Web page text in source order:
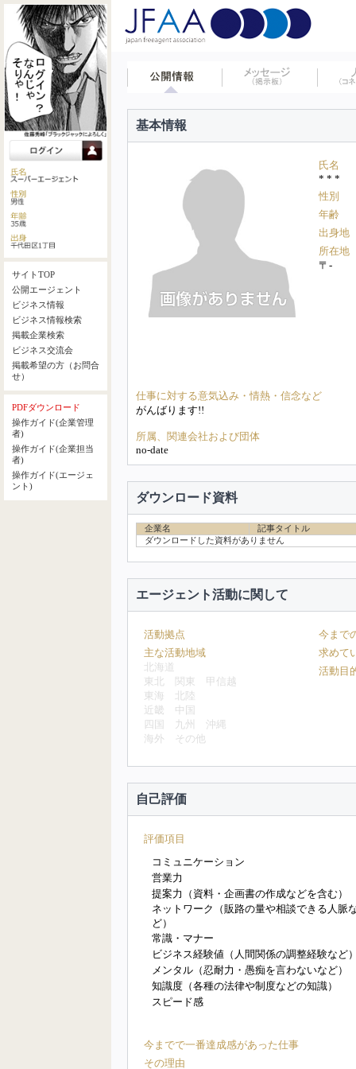
サイトTOP
公開エージェント
ビジネス情報
ビジネス情報検索
掲載企業検索
ビジネス交流会
掲載希望の方（お問合
せ）
PDFダウンロード
操作ガイド(企業管理
者)
操作ガイド(企業担当
者)
操作ガイド(エージェ
ント)
基本情報
氏名
* * *
性別
年齢
出身地
所在地
〒-
仕事に対する意気込み・情熱・信念など
がんばります!!
所属、関連会社および団体
no-date
ダウンロード資料
企業名
記事タイトル
ダウンロードした資料がありません
エージェント活動に関して
活動拠点
主な活動地域
北海道
東北
関東
甲信越
東海
北陸
近畿
中国
四国
九州
沖縄
海外
その他
今まで
求めて
活動目
自己評価
評価項目
コミュニケーション
営業力
提案力（資料・企画書の作成などを含む）
ネットワーク（販路の量や相談できる人脈
ど）
常識・マナー
ビジネス経験値（人間関係の調整経験など
メンタル（忍耐力・愚痴を言わないなど）
知識度（各種の法律や制度などの知識）
スピード感
今までで一番達成感があった仕事
その理由